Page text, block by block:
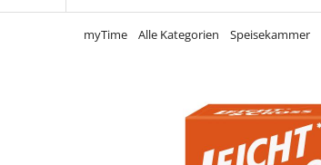
myTime Alle Kategorien Speisekammer